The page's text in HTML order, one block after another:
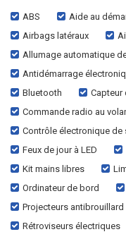
ABS Aide au
Airbags latéraux
Allumage automatique
Antidémarrage
Bluetooth
Capteur
Commande radio au
Contrôle électronique de
Feux de jour à LED
Kit mains libres
Ordinateur de bord
Projecteurs antibrouillard
Rétroviseurs électriques